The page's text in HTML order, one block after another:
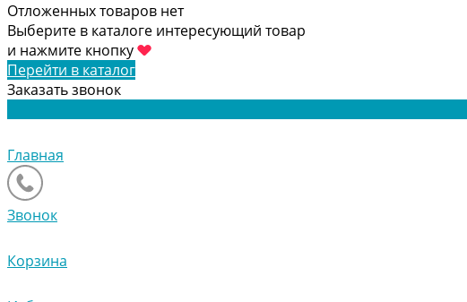
Отложенных товаров нет
Выберите в каталоге интересующий товар
и нажмите кнопку
Перейти в каталог
Заказать звонок
Главная
Звонок
Корзина